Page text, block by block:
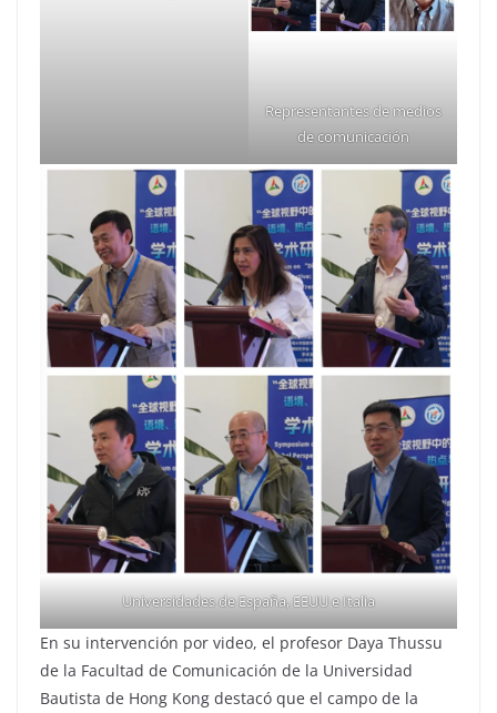
Representantes de medios
de comunicación
Universidades de España, EEUU e Italia
En su intervención por video, el profesor Daya Thussu
de la Facultad de Comunicación de la Universidad
Bautista de Hong Kong destacó que el campo de la